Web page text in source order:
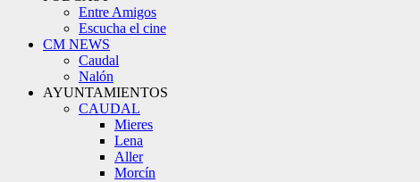
Entre Amigos
Escucha el cine
CM NEWS
Caudal
Nalón
AYUNTAMIENTOS
CAUDAL
Mieres
Lena
Aller
Morcín